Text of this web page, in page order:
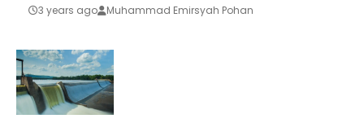
3 years ago Muhammad Emirsyah Pohan